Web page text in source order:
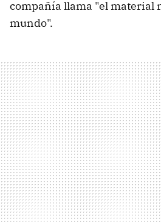
compañía llama "el material
mundo".